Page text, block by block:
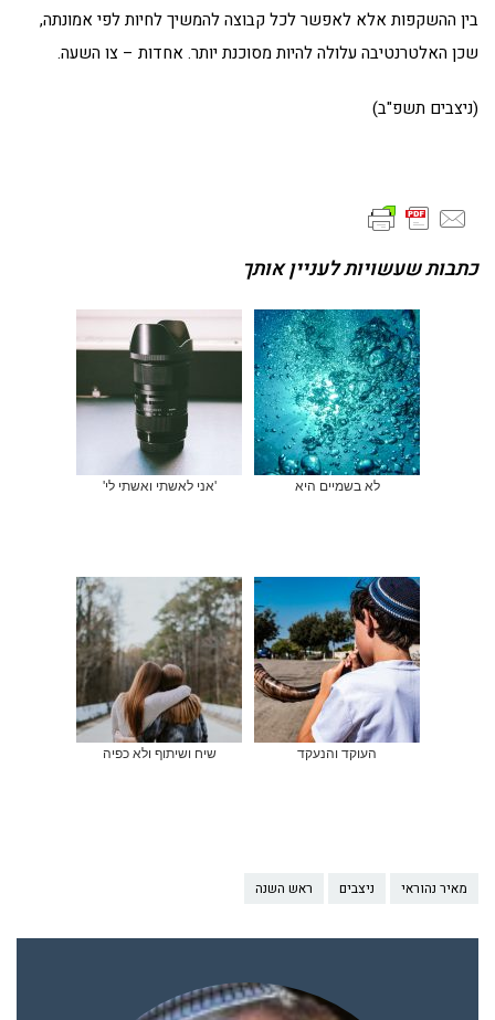
בין ההשקפות אלא לאפשר לכל קבוצה להמשיך לחיות לפי אמונתה,
שכן האלטרנטיבה עלולה להיות מסוכנת יותר. אחדות – צו השעה.
(ניצבים תשפ"ב)
כתבות שעשויות לעניין אותך
לא בשמיים היא 'אני לאשתי ואשתי לי'
העוקד והנעקד שיח ושיתוף ולא כפיה
מאיר נהוראי ניצבים ראש השנה